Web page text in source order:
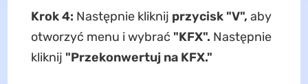
Krok 4: Następnie kliknij przycisk "V", aby
otworzyć menu i wybrać "KFX". Następnie
kliknij "Przekonwertuj na KFX."